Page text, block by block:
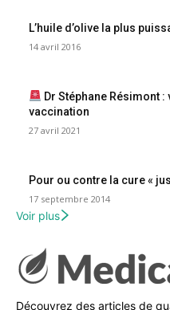
L’huile d’olive la plus
14 avril 2016
Dr Stéphane Résimont
vaccination
27 avril 2021
Pour ou contre la cure «
17 septembre 2014
Voir plus
Découvrez des articles de